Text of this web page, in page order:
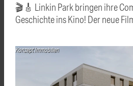
🎬🎸 Linkin Park bringen ihre
Geschichte ins Kino! Der neue
Konzept Immobilien